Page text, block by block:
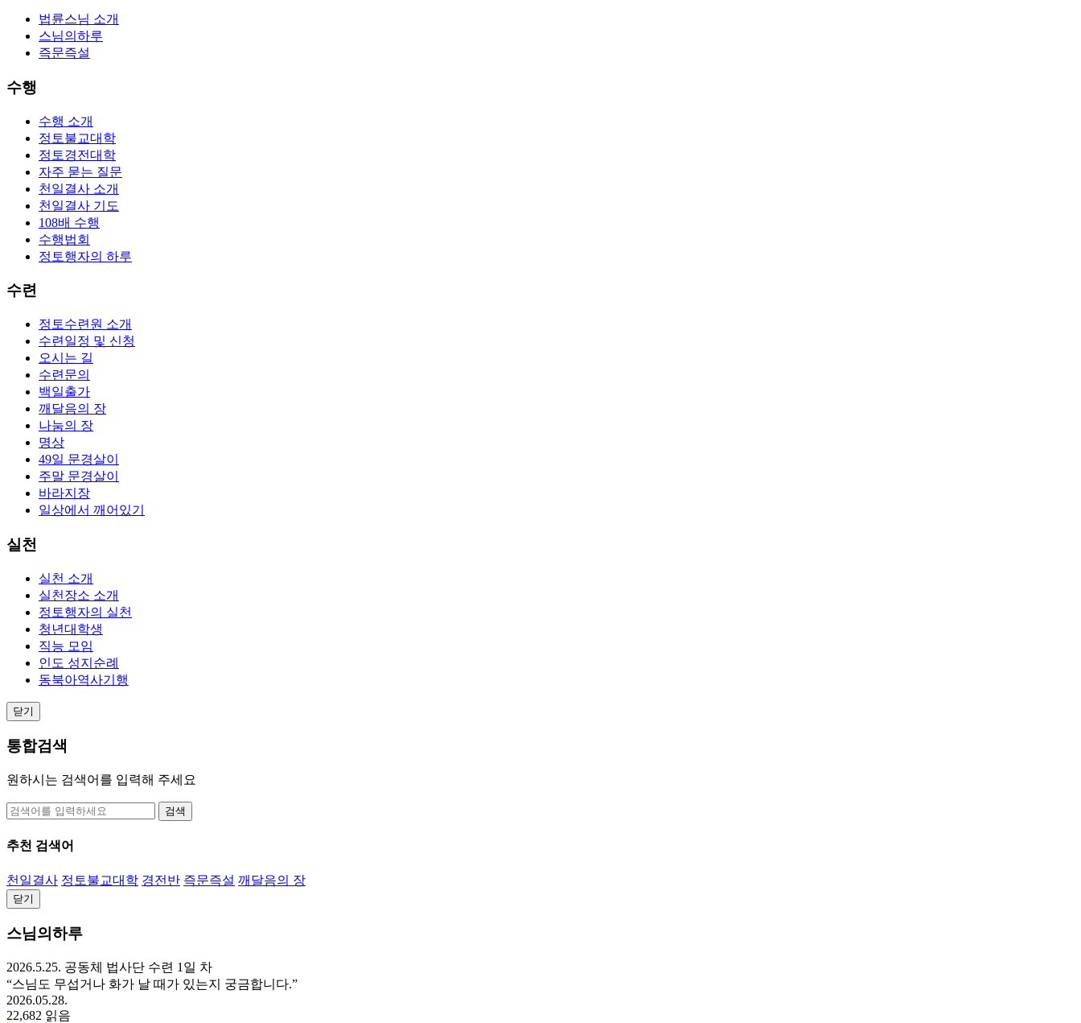
법륜스님 소개
스님의하루
즉문즉설
수행
수행 소개
정토불교대학
정토경전대학
자주 묻는 질문
천일결사 소개
천일결사 기도
108배 수행
수행법회
정토행자의 하루
수련
정토수련원 소개
수련일정 및 신청
오시는 길
수련문의
백일출가
깨달음의 장
나눔의 장
명상
49일 문경살이
주말 문경살이
바라지장
일상에서 깨어있기
실천
실천 소개
실천장소 소개
정토행자의 실천
청년대학생
직능 모임
인도 성지순례
동북아역사기행
닫기
통합검색
원하시는 검색어를 입력해 주세요
검색
추천 검색어
천일결사 정토불교대학 경전반 즉문즉설 깨달음의 장
닫기
스님의하루
2026.5.25. 공동체 법사단 수련 1일 차
“스님도 무섭거나 화가 날 때가 있는지 궁금합니다.”
2026.05.28.
22,682 읽음